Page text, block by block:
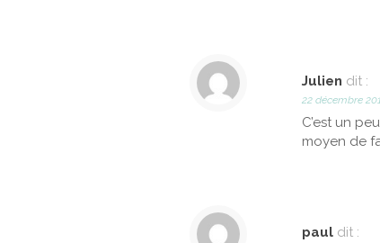
Julien dit :
22 décembre
C’est un
moyen de
paul dit :